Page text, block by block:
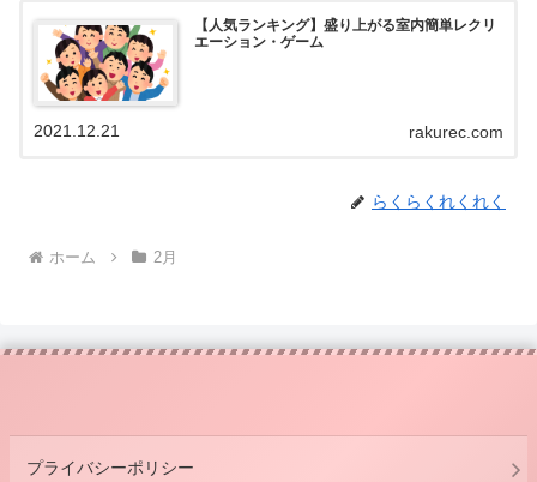
【人気ランキング】盛り上がる室内簡単レクリ
エーション・ゲーム
rakurec.com
2021.12.21
らくらくれくれく
ホーム 2月
プライバシーポリシー